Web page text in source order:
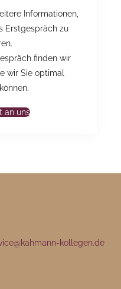
Informationen,
Erstgespräch zu
finden wir
wir Sie optimal
an uns
kollegen.de